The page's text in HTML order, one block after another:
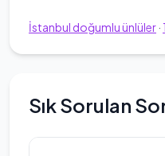
İstanbul doğumlu ünlüler· 1
Sık Sorulan